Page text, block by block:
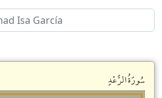
سُورَةُالرَّعْدِ